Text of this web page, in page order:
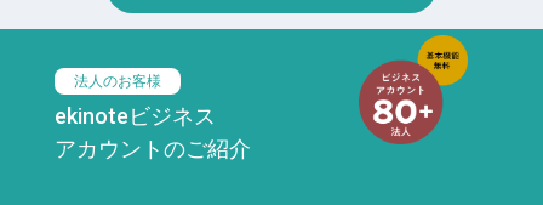
法人のお客様
ekinoteビジネス
アカウントのご紹介